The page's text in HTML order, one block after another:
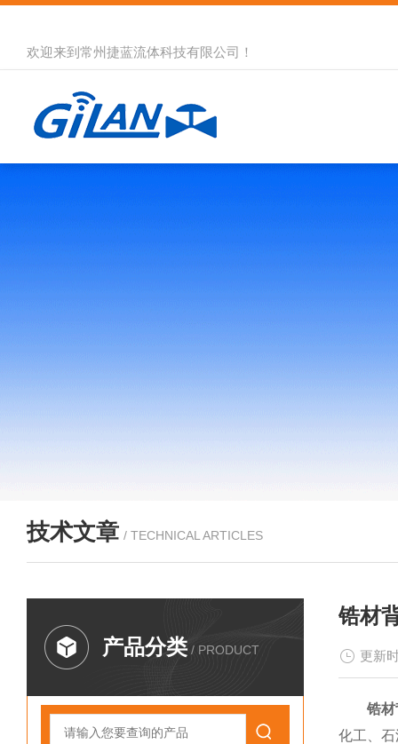
欢迎来到 常州捷蓝流体科技有限公司 ！
技术文章 / TECHNICAL ARTICLES
产品分类 / PRODUCT
锆材
更新
锆
化工、